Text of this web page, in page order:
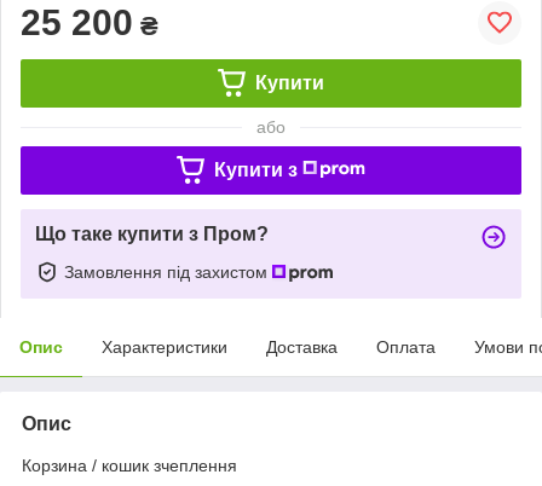
25 200 ₴
Купити
або
Купити з
Що таке купити з Пром?
Замовлення під захистом
Опис Характеристики Доставка Оплата Умови
Опис
Корзина / кошик зчеплення